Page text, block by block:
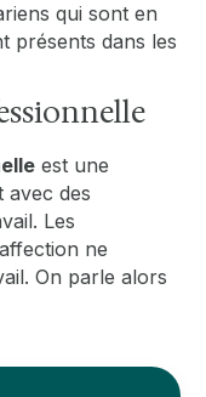
qui sont en
présents dans les
est une
avec des
Les
ne
On parle alors